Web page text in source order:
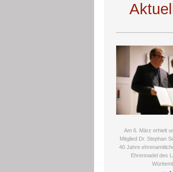
Am 6. März erhielt
Mitglied Dr. Stephan
40 Jahre
Ehrennadel des